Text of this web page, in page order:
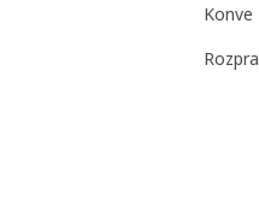
Konve